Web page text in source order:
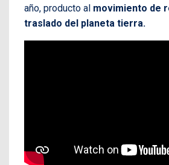
año, producto al movimiento de
traslado del planeta tierra.